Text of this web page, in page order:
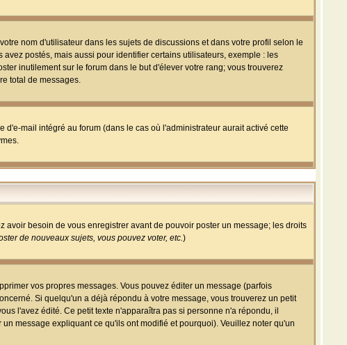
nom d'utilisateur dans les sujets de discussions et dans votre profil selon le
postés, mais aussi pour identifier certains utilisateurs, exemple : les
inutilement sur le forum dans le but d'élever votre rang; vous trouverez
total de messages.
mail intégré au forum (dans le cas où l'administrateur aurait activé cette
besoin de vous enregistrer avant de pouvoir poster un message; les droits
de nouveaux sujets, vous pouvez voter, etc.)
vos propres messages. Vous pouvez éditer un message (parfois
Si quelqu'un a déjà répondu à votre message, vous trouverez un petit
l'avez édité. Ce petit texte n'apparaîtra pas si personne n'a répondu, il
message expliquant ce qu'ils ont modifié et pourquoi). Veuillez noter qu'un